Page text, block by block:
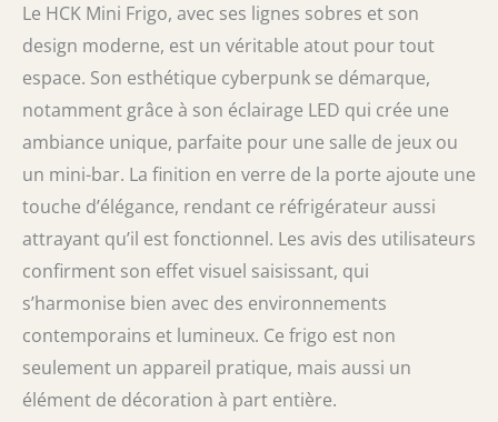
permet de régler facilement la température
du réfrigérateur de 0 à 15°C. Cette fonction
garantit que vos boissons et aliments sont
toujours stockés à la température parfaite. 🍺
【Porte en verre sans givre】Le réfrigérateur
utilise une porte en verre à 3 couches avec
un film à faible émissivité, ce qui peut
prévenir la condensation et maintenir
l'intérieur sec et propre, tout en maintenant
la stabilité de la température pour garantir
que vos boissons et aliments sont toujours à
la température désirée. 🍺【Réfrigérateur
pratique pour boissons】Avec le moteur
extrêmement silencieux, notre réfrigérateur
intérieur/extérieur peut refroidir les boissons
sans aucune perturbation. C'est un choix
idéal pour les salles de jeux, les salles de
fête, les bars, les studios ou les cuisines.
Le HCK Mini Frigo, avec ses lignes sobres et son
design moderne, est un véritable atout pour tout
espace. Son esthétique cyberpunk se démarque,
notamment grâce à son éclairage LED qui crée une
ambiance unique, parfaite pour une salle de jeux ou
un mini-bar. La finition en verre de la porte ajoute une
touche d’élégance, rendant ce réfrigérateur aussi
attrayant qu’il est fonctionnel. Les avis des utilisateurs
confirment son effet visuel saisissant, qui
s’harmonise bien avec des environnements
contemporains et lumineux. Ce frigo est non
seulement un appareil pratique, mais aussi un
élément de décoration à part entière.